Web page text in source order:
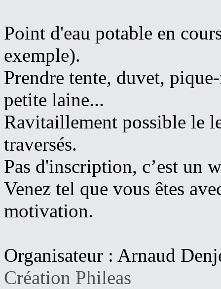
Point d'eau potable en
exemple).
Prendre tente, duvet,
petite laine...
Ravitaillement possible le
traversés.
Pas d'inscription, c’est un
Venez tel que vous êtes
motivation.
Organisateur : Arnaud
Création Phileas